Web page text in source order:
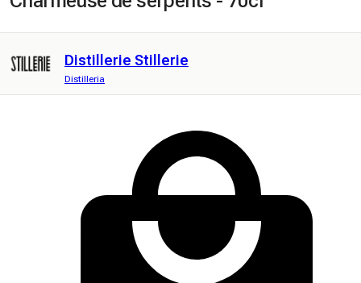
Distillerie Stillerie
Distilleria